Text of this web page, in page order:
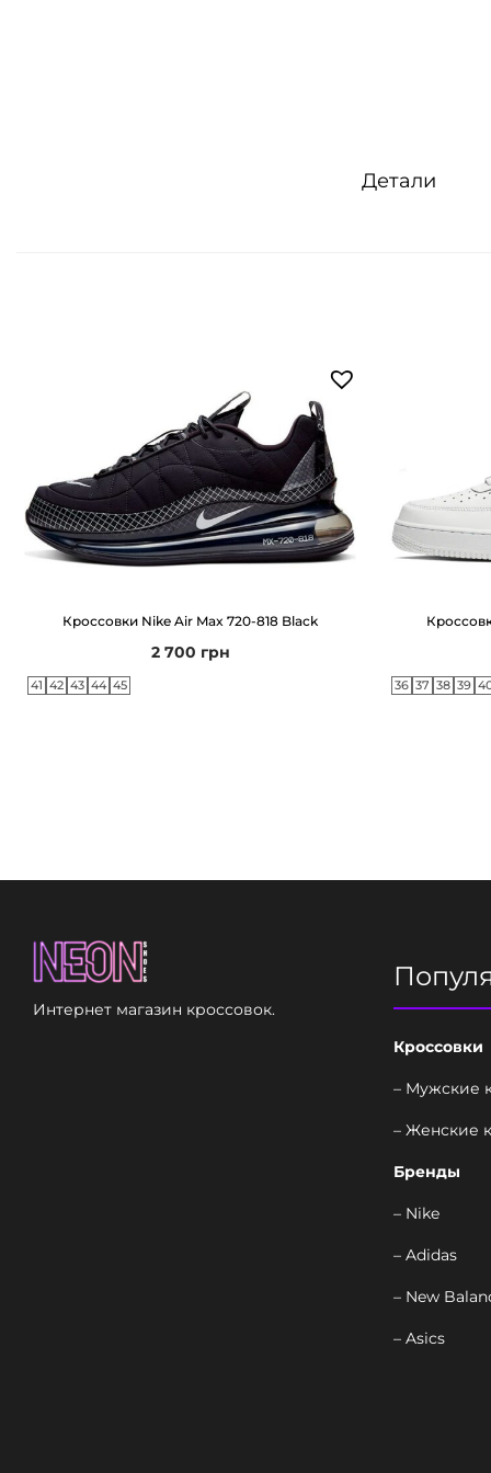
Детали
Кроссовки Nike Air Max 720-818 Black
2 700 грн
41 42 43 44 45 36 37 38 39
Интернет магазин кроссовок.
Кроссовки
– Мужские
– Женские
Бренды
– Nike
– Adidas
– New
– Asics